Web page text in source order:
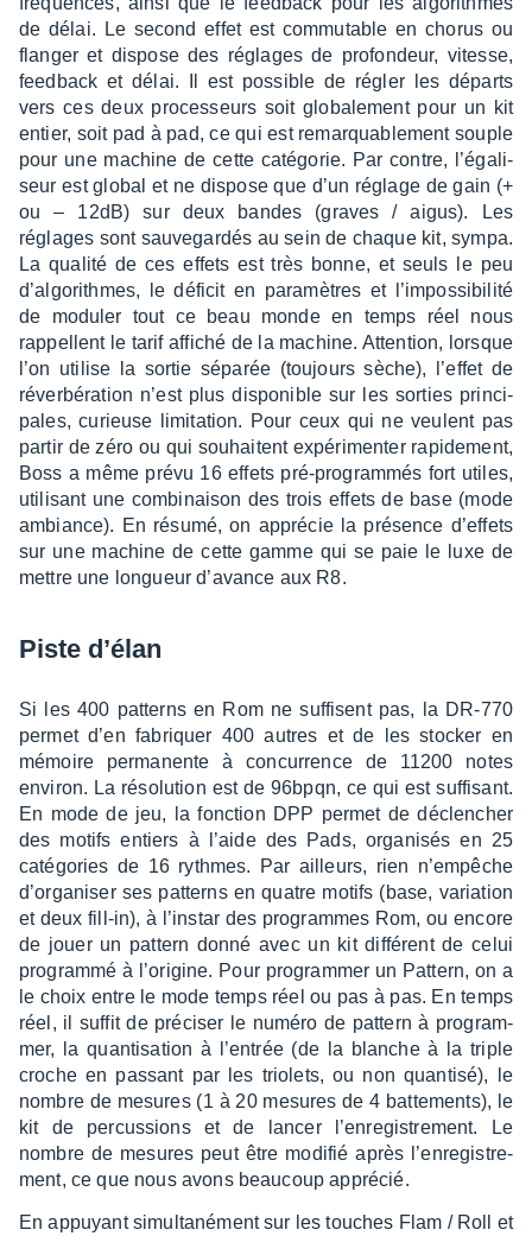
de délai. Le second effet est commu­table en chorus ou
flan­ger et dispose des réglages de profon­deur, vitesse,
feed­back et délai. Il est possible de régler les départs
vers ces deux proces­seurs soit globa­le­ment pour un kit
entier, soit pad à pad, ce qui est remarqua­ble­ment souple
pour une machine de cette caté­go­rie. Par contre, l’éga­li­
seur est global et ne dispose que d’un réglage de gain (+
ou – 12dB) sur deux bandes (graves / aigus). Les
réglages sont sauve­gar­dés au sein de chaque kit, sympa.
La qualité de ces effets est très bonne, et seuls le peu
d’al­go­rithmes, le défi­cit en para­mètres et l’im­pos­si­bi­lité
de modu­ler tout ce beau monde en temps réel nous
rappellent le tarif affi­ché de la machine. Atten­tion, lorsque
l’on utilise la sortie sépa­rée (toujours sèche), l’ef­fet de
réver­bé­ra­tion n’est plus dispo­nible sur les sorties prin­ci­
pales, curieuse limi­ta­tion. Pour ceux qui ne veulent pas
partir de zéro ou qui souhaitent expé­ri­men­ter rapi­de­ment,
Boss a même prévu 16 effets pré-program­més fort utiles,
utili­sant une combi­nai­son des trois effets de base (mode
ambiance). En résumé, on appré­cie la présence d’ef­fets
sur une machine de cette gamme qui se paie le luxe de
mettre une longueur d’avance aux R8.
Piste d’élan
Si les 400 patterns en Rom ne suffisent pas, la DR-770
permet d’en fabriquer 400 autres et de les stocker en
mémoire perma­nente à concur­rence de 11200 notes
envi­ron. La réso­lu­tion est de 96bpqn, ce qui est suffi­sant.
En mode de jeu, la fonc­tion DPP permet de déclen­cher
des motifs entiers à l’aide des Pads, orga­ni­sés en 25
caté­go­ries de 16 rythmes. Par ailleurs, rien n’em­pêche
d’or­ga­ni­ser ses patterns en quatre motifs (base, varia­tion
et deux fill-in), à l’ins­tar des programmes Rom, ou encore
de jouer un pattern donné avec un kit diffé­rent de celui
programmé à l’ori­gine. Pour program­mer un Pattern, on a
le choix entre le mode temps réel ou pas à pas. En temps
réel, il suffit de préci­ser le numéro de pattern à program­
mer, la quan­ti­sa­tion à l’en­trée (de la blanche à la triple
croche en passant par les trio­lets, ou non quan­tisé), le
nombre de mesures (1 à 20 mesures de 4 batte­ments), le
kit de percus­sions et de lancer l’en­re­gis­tre­ment. Le
nombre de mesures peut être modi­fié après l’en­re­gis­tre­
ment, ce que nous avons beau­coup appré­cié.
En appuyant simul­ta­né­ment sur les touches Flam / Roll et